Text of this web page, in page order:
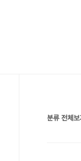
분류 전체보